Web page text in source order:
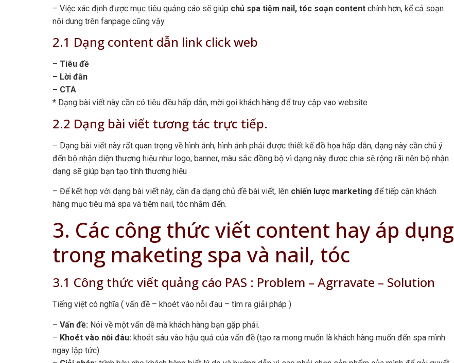
– Việc xác định được mục tiêu quảng cáo sẽ giúp chủ spa tiệm nail, tóc soạn content chính hơn, kể cả soạn
nội dung trên fanpage cũng vậy.
2.1 Dạng content dẫn link click web
– Tiêu đề
– Lời đẫn
– CTA
* Dạng bài viết này cần có tiêu đều hấp dẫn, mời gọi khách hàng để truy cập vao website
2.2 Dạng bài viết tương tác trực tiếp.
– Dạng bài viết này rất quan trọng về hình ảnh, hình ảnh phải được thiết kế đồ họa hấp dẫn, dạng này cần chú ý
đến bộ nhận diện thương hiệu như logo, banner, màu sắc đồng bộ vì dạng này được chia sẽ rộng rãi nên bộ nhận
dạng sẽ giúp bạn tạo tính thương hiệu
– Để kết hợp với dạng bài viết này, cần đa dạng chủ đề bài viết, lên chiến lược marketing để tiếp cận khách
hàng mục tiêu mà spa và tiệm nail, tóc nhắm đến.
3. Các công thức viết content hay áp dụng
trong maketing spa và nail, tóc
3.1 Công thức viết quảng cáo PAS : Problem – Agrravate – Solution
Tiếng việt có nghĩa ( vấn đề – khoét vào nỗi đau – tìm ra giải pháp )
– Vấn đề: Nói về một vấn dề mà khách hàng bạn gặp phải.
– Khoét vào nỗi đâu: khoét sâu vào hậu quả của vấn đề (tạo ra mong muốn là khách hàng muốn đến spa mình
ngay lập tức).